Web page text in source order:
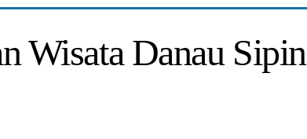
Wisata Danau Sipin